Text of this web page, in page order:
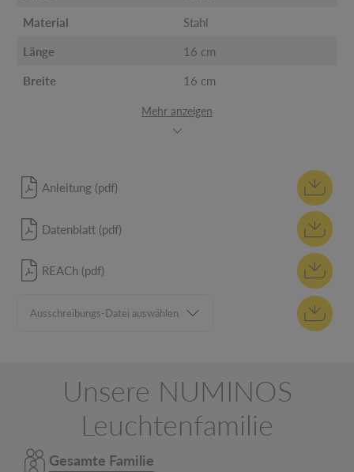
Material Stahl
Länge 16 cm
Breite 16 cm
Mehr anzeigen
Anleitung (pdf)
Datenblatt (pdf)
REACh (pdf)
Unsere NUMINOS
Leuchtenfamilie
Gesamte Familie